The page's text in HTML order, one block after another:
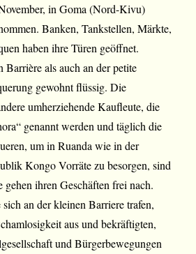
in Goma (Nord-Kivu)
Banken, Tankstellen, Märkte,
haben ihre Türen geöffnet.
Barrière als auch an der petite
gewohnt flüssig. Die
umherziehende Kaufleute, die
genannt werden und täglich die
um in Ruanda wie in der
Kongo Vorräte zu besorgen, sind
gehen ihren Geschäften frei nach.
an der kleinen Barriere trafen,
aus und bekräftigten,
und Bürgerbewegungen